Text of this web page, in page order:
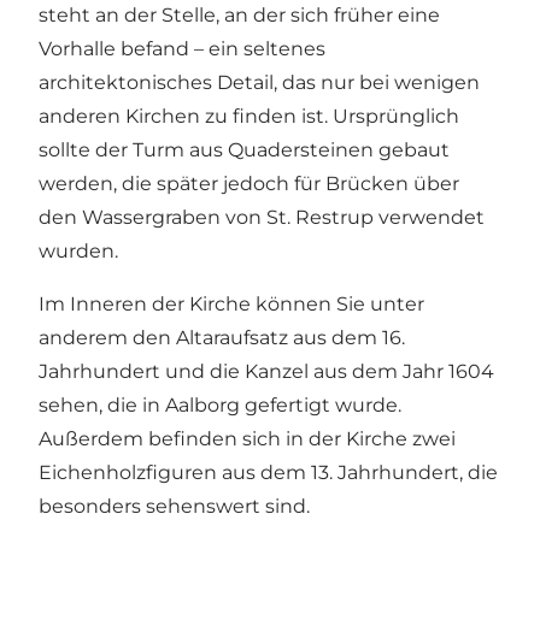
steht an der Stelle, an der sich früher eine
Vorhalle befand – ein seltenes
architektonisches Detail, das nur bei wenigen
anderen Kirchen zu finden ist. Ursprünglich
sollte der Turm aus Quadersteinen gebaut
werden, die später jedoch für Brücken über
den Wassergraben von St. Restrup verwendet
wurden.
Im Inneren der Kirche können Sie unter
anderem den Altaraufsatz aus dem 16.
Jahrhundert und die Kanzel aus dem Jahr 1604
sehen, die in Aalborg gefertigt wurde.
Außerdem befinden sich in der Kirche zwei
Eichenholzfiguren aus dem 13. Jahrhundert, die
besonders sehenswert sind.